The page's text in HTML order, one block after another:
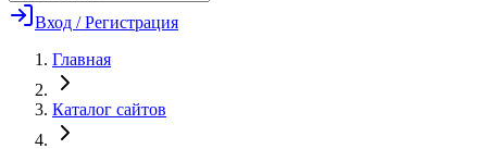
Вход / Регистрация
Главная
Каталог сайтов